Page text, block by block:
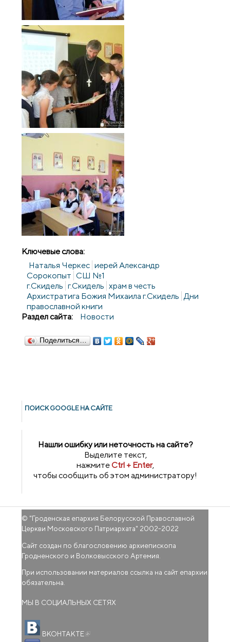
Ключевые слова:
Наталья Черкес иерей Александр
Сорокопыт СШ №1
г.Скидель г.Скидель храм в честь
Архистратига Божия Михаила г.Скидель Дни
православной книги
Раздел сайта:
Новости
Поделиться…
ПОИСК GOОGLE НА САЙТЕ
Нашли ошибку или неточность на сайте?
Выделите текст,
нажмитеCtrl + Enter,
чтобы сообщить об этом администратору!
© "Гроденская епархия Белорусской Православной
Церкви Московского Патриархата" 2002-2022
Сайт создан по благословению архиепископа
Гродненского и Волковысского Артемия.
При использовании материалов ссылка на сайт епархии
обязательна.
МЫ В СОЦИАЛЬНЫХ СЕТЯХ
ВКОНТАКТЕ